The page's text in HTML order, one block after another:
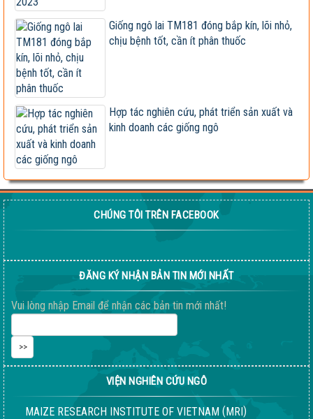
Hội nghị cán bộ, viên chức và người lao động 2023
Vietseed độc quyền hợp tác phát triển giống ngô lai
VS201
cũng hay!
Khi nào chấm dứt chi hàng tỷ đô nhập khẩu ngô?
HỘI THẢO KHOA HỌC “TỔNG KẾT CÔNG TÁC
NGHIÊN CỨU KHOA HỌC VÀ...
Giúp nông dân sản xuất ngô sinh khối theo tư duy
thị trường
Sầm Sơn 20026 – Món quà tinh thần ý nghĩa !
Giống ngô lai TM181 đóng bắp kín, lõi nhỏ,
chịu bệnh tốt, cần ít phân thuốc
Hợp tác nghiên cứu, phát triển sản xuất và
kinh doanh các giống ngô
CHÚNG TÔI TRÊN FACEBOOK
ĐĂNG KÝ NHẬN BẢN TIN MỚI NHẤT
Vui lòng nhập Email để nhận các bản tin mới nhất!
VIỆN NGHIÊN CỨU NGÔ
MAIZE RESEARCH INSTITUTE OF VIETNAM (MRI)